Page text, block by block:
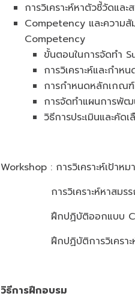
การวิเคราะห์หาตัวชี้วัดแล
Competency และความ
Competency
ขั้นตอนในการจัดทำ
การวิเคราะห์และกำ
การกําหนดหลักเกณ
การจัดทำแผนการพั
วิธีการประเมินและคั
Workshop : การวิเคราะห์เป้า
การวิเคราะห์หาสมรร
ฝึกปฏิบัติออกแบบ
ฝึกปฏิบัติการวิเคราะ
วิธีการฝึกอบรม